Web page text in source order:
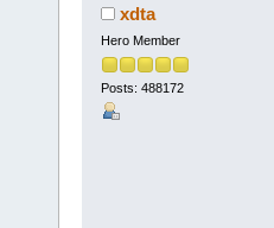
xdta
Hero Member
Posts: 488172